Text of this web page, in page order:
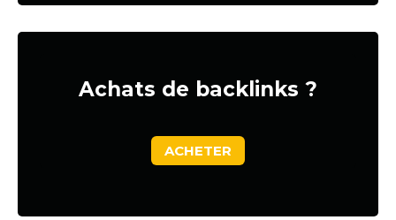
Achats de backlinks ?
ACHETER